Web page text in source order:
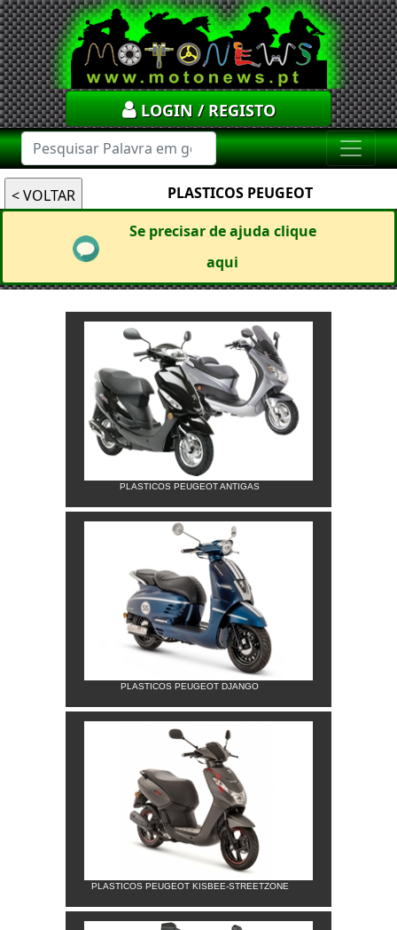
LOGIN / REGISTO
PLASTICOS PEUGEOT
Se precisar de ajuda clique
aqui
PLASTICOS PEUGEOT ANTIGAS
PLASTICOS PEUGEOT DJANGO
PLASTICOS PEUGEOT KISBEE-STREETZONE